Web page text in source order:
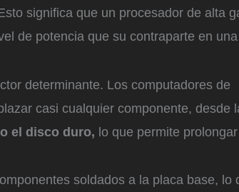
significa que un procesador de alta
de potencia que su contraparte en
determinante. Los computadores de
casi cualquier componente, desde
el disco duro, lo que permite
soldados a la placa base, lo